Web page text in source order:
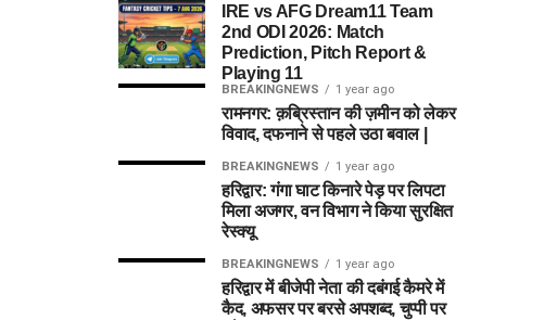
IRE vs AFG Dream11 Team
2nd ODI 2026: Match
Prediction, Pitch Report &
Playing 11
BREAKINGNEWS 1 year ago
रामनगर: क़ब्रिस्तान की ज़मीन को लेकर
विवाद, दफनाने से पहले उठा बवाल |
BREAKINGNEWS 1 year ago
हरिद्वार: गंगा घाट किनारे पेड़ पर लिपटा
मिला अजगर, वन विभाग ने किया सुरक्षित
रेस्क्यू
BREAKINGNEWS 1 year ago
हरिद्वार में बीजेपी नेता की दबंगई कैमरे में
कैद, अफसर पर बरसे अपशब्द, चुप्पी पर